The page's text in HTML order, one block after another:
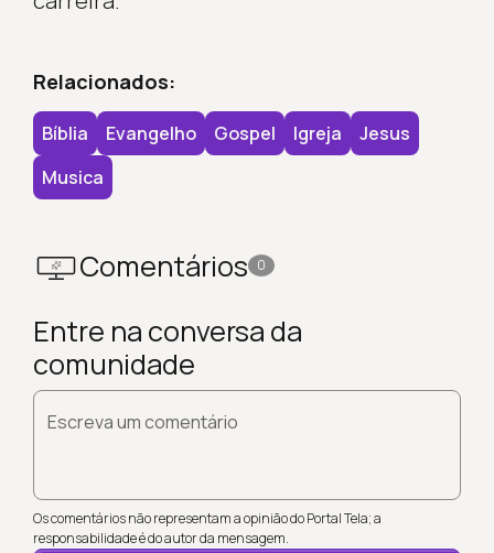
Relacionados:
Bíblia Evangelho Gospel Igreja
Jesus
Musica
Comentários 0
Entre na conversa da
comunidade
Escreva um comentário
Os comentários não representam a opinião do Portal Tela; a
responsabilidade é do autor da mensagem.